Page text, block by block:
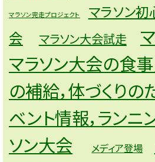
マラソン完走プロジェクト マラソン初
会
マラソン大会試走
マラソン大会の食事
の補給，体づくりの
ベント情報，ランニ
ソン大会
メディア登場